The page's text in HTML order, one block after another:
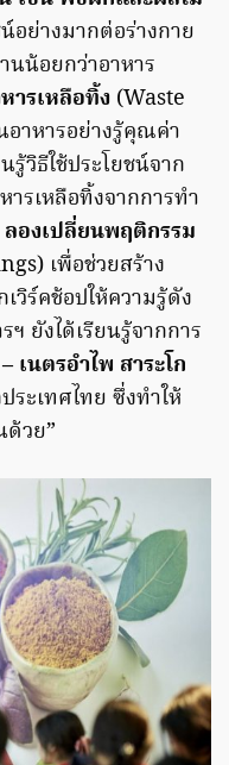
อย่างมากต่อร่างกาย
น้อยกว่าอาหาร
ารเหลือทิ้ง (Waste
าหารอย่างรู้คุณค่า
รู้วิธีใช้ประโยชน์จาก
รเหลือทิ้งจากการทำ
องเปลี่ยนพฤติกรรม
เพื่อช่วยสร้าง
วิร์คช้อปให้ความรู้ดัง
ฯ ยังได้เรียนรู้จากการ
เนตรอำไพ สาระโก
ระเทศไทย ซึ่งทำให้
วย”